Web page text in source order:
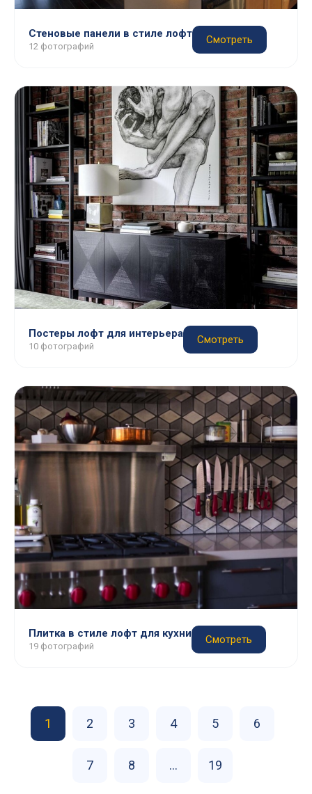
Стеновые панели в стиле лофт
12 фотографий
Смотреть
Постеры лофт для интерьера
10 фотографий
Смотреть
Плитка в стиле лофт для кухни
19 фотографий
Смотреть
1 2 3 4 5 6
7 8 ... 19